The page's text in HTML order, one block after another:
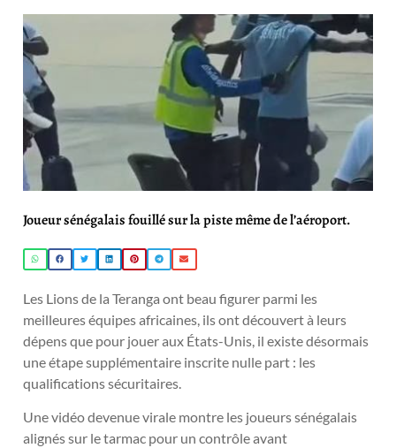
Joueur sénégalais fouillé sur la piste même de l’aéroport.
Les Lions de la Teranga ont beau figurer parmi les
meilleures équipes africaines, ils ont découvert à leurs
dépens que pour jouer aux États-Unis, il existe désormais
une étape supplémentaire inscrite nulle part : les
qualifications sécuritaires.
Une vidéo devenue virale montre les joueurs sénégalais
alignés sur le tarmac pour un contrôle avant